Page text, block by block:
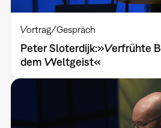
Vortrag/Gespräch
Peter Sloterdijk:»Verfrühte
dem Weltgeist«